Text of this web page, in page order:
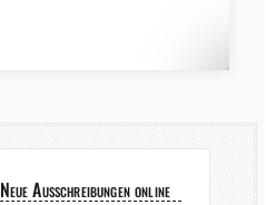
Neue Ausschreibungen online